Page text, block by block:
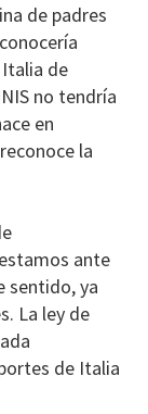
de padres
de
no tendría
en
la
ante
sentido, ya
La ley de
de Italia